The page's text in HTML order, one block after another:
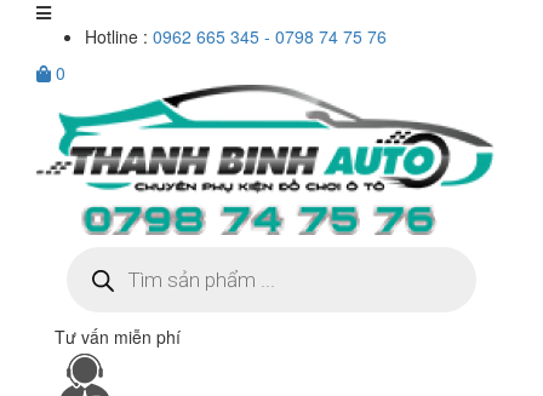
Hotline : 0962 665 345 - 0798 74 75 76
0
kiếm
sản
Tư vấn miễn phí